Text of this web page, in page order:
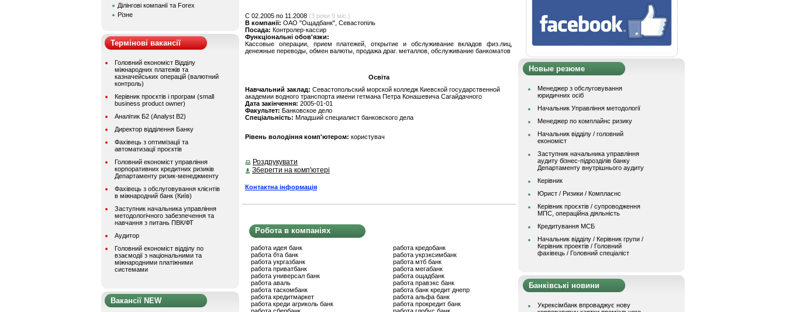
Ділінгові компанії та Forex
Різне
Термінові вакансії
Головний економіст Відділу
міжнародних платежів та
казначейських операцій (валютний
контроль)
Керівник проєктів і програм (small
business product owner)
Аналітик Б2 (Analyst B2)
Директор відділення Банку
Фахівець з оптимізації та
автоматизації проєктів
Головний економіст управління
корпоративних кредитних ризиків
Департаменту ризик-менеджменту
Фахівець з обслуговування клієнтів
в міжнародний банк (Київ)
Заступник начальника управління
методологічного забезпечення та
навчання з питань ПВК/ФТ
Аудитор
Головний економіст відділу по
взаємодії з національними та
міжнародними платіжними
системами
Вакансії NEW
C 02.2005 по 11.2008 (3 роки 9 міс.)
В компанії: ОАО "Ощадбанк", Севастопіль
Посада: Контролер-кассир
Функціональні обов'язки:
Кассовые операции, прием платежей, открытие и обслуживание вкладов физ.лиц,
денежные переводы, обмен валюты, продажа драг. металлов, обслуживание банкоматов
Освіта
Навчальний заклад: Севастопольский морской колледж Киевской государственной
академии водного транспорта имени гетмана Петра Конашевича Сагайдачного
Дата закінчення: 2005-01-01
Факультет: Банковское дело
Спеціальність: Младший специалист банковского дела
Рівень володіння комп'ютером: користувач
Роздрукувати
Зберегти на комп'ютері
Контактна інформація
Робота в компаніях
работа идея банк
работа бта банк
работа укргазбанк
работа приватбанк
работа универсал банк
работа аваль
работа таскомбанк
работа кредитмаркет
работа креди агриколь банк
работа кредобанк
работа укрэксимбанк
работа мтб банк
работа мегабанк
работа ощадбанк
работа правэкс банк
работа банк кредит днепр
работа альфа банк
работа прокредит банк
Новые резюме
Менеджер з обслуговування
юридичних осіб
Начальник Управління методології
Менеджер по комплайнс ризику
Начальник відділу / головний
економіст
Заступник начальника управління
аудиту бізнес-підрозділів банку
Департаменту внутрішнього аудиту
Керівник
Юрист / Ризики / Комплаєнс
Керівник проєктів / супроводження
МПС, операційна діяльність
Кредитування МСБ
Начальник вiддiлу / Керівник групи /
Керівник проектів / Головний
фахівець / Головний спеціаліст
Банківські новини
Укрексімбанк впроваджує нову